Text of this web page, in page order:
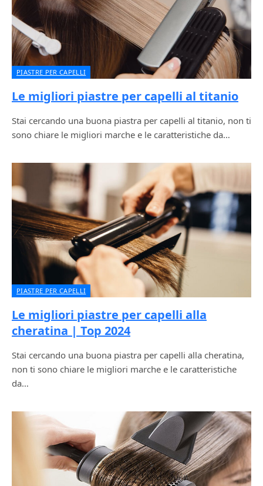
PIASTRE PER CAPELLI
Le migliori piastre per capelli al titanio
Stai cercando una buona piastra per capelli al titanio, non ti
sono chiare le migliori marche e le caratteristiche da…
PIASTRE PER CAPELLI
Le migliori piastre per capelli alla
cheratina | Top 2024
Stai cercando una buona piastra per capelli alla cheratina,
non ti sono chiare le migliori marche e le caratteristiche
da…